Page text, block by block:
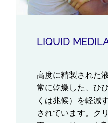
LIQUID
高度に精製された
常に乾燥した、ひ
くは兆候）を軽減
されています。ク